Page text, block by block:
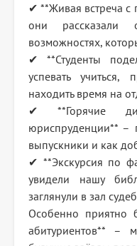
✔ **Живая встреча с
они рассказали
возможностях,
✔ **Студенты
успевать
находить время на
✔ **Горячие
юриспруденции** –
выпускники и как
✔ **Экскурсия по
увидели нашу
заглянули в зал
Особенно приятно
абитуриентов** –